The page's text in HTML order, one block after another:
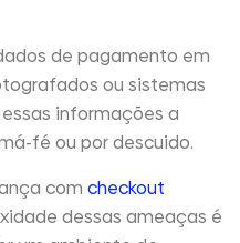
de pagamento em
ou sistemas
informações a
fé ou por descuido.
com checkout
dessas ameaças é